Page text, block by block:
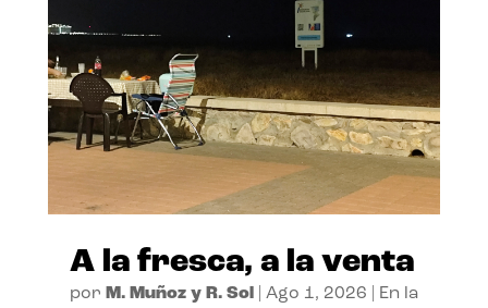
A la fresca, a la venta
por M. Muñoz y R. Sol| Ago 1, 2026
En la